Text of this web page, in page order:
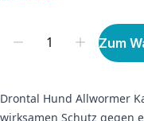
Zum
Drontal Hund Allwormer
wirksamen Schutz gegen